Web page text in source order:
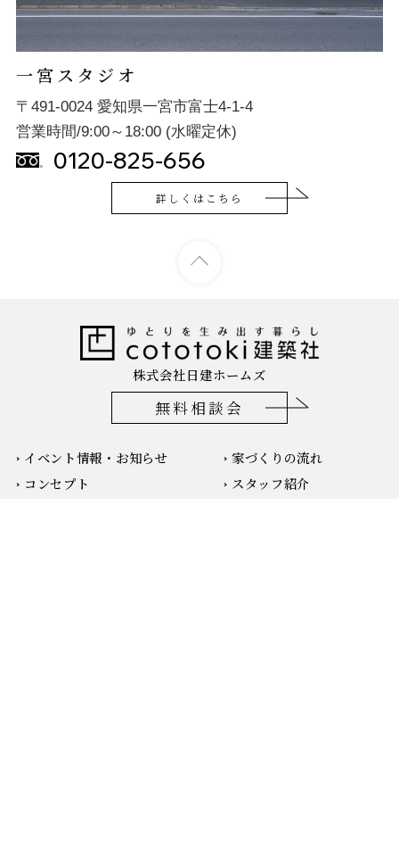
一宮スタジオ
〒491-0024 愛知県一宮市富士4-1-4
営業時間/9:00～18:00 (水曜定休)
0120-825-656
詳しくはこちら
株式会社日建ホームズ
無料相談会
イベント情報・お知らせ
コンセプト
家づくりの流れ
スタッフ紹介
無料相談会の予約